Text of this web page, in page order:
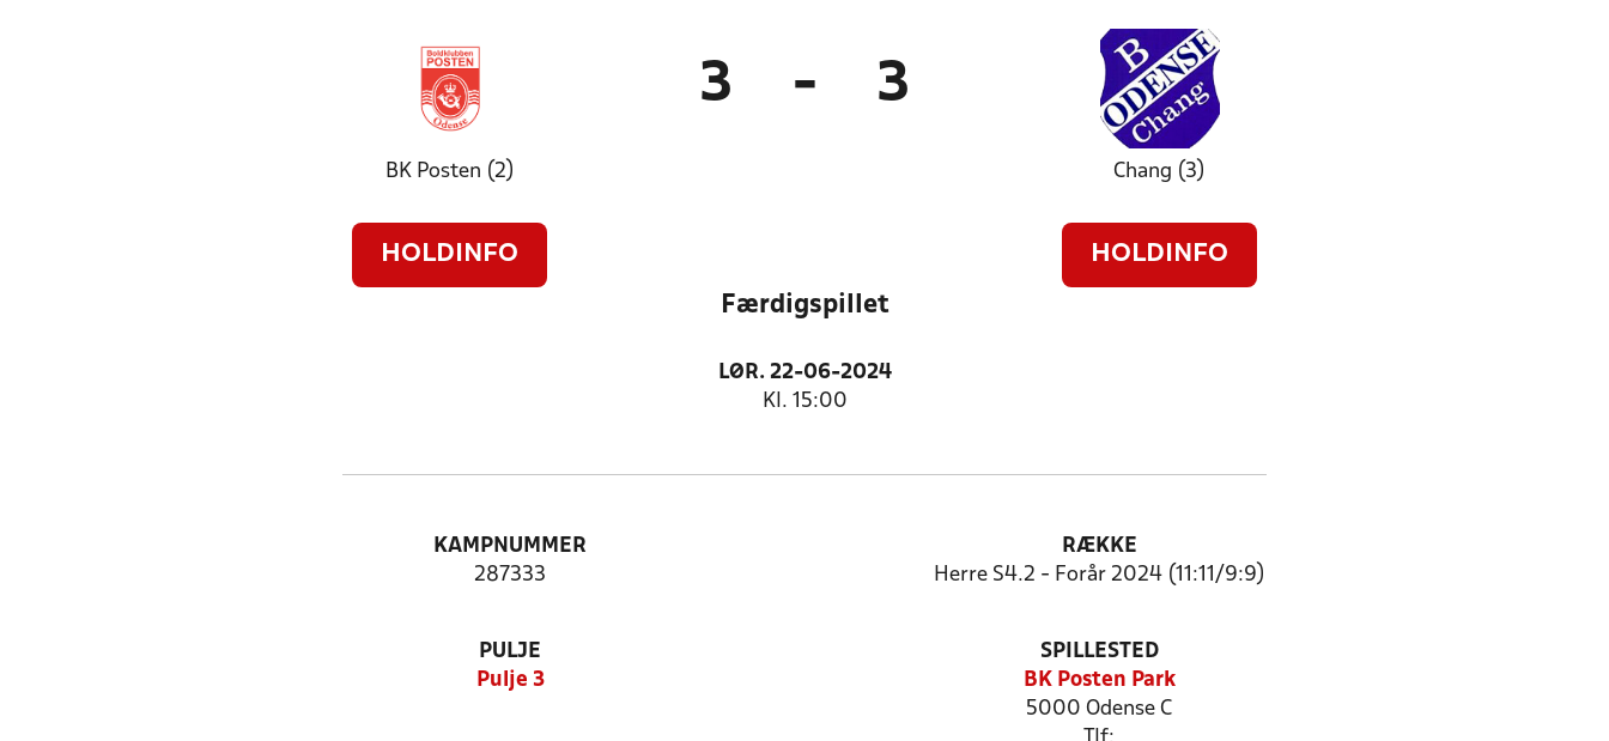
BK Posten (2)
HOLDINFO
3 - 3
Chang (3)
HOLDINFO
Færdigspillet
LØR. 22-06-2024
Kl. 15:00
KAMPNUMMER
287333
RÆKKE
Herre S4.2 - Forår 2024 (11:11/9:9)
PULJE
Pulje 3
SPILLESTED
BK Posten Park
5000 Odense C